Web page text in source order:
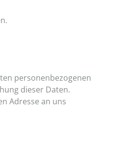
personenbezogenen
dieser Daten.
Adresse an uns